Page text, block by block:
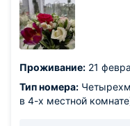
Проживание: 21
Тип номера:
в 4-х местной